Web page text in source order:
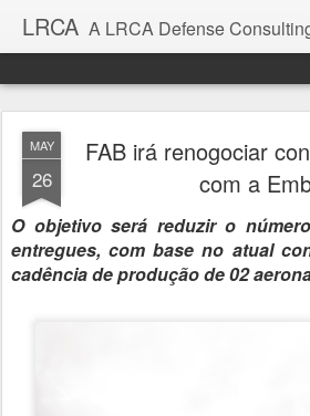
LRCA A LRCA Defense Consulting é uma entidade sem fins lucrativos que se dedica a produzir e divulgar notícias e análises sobre as
MAY
26
FAB irá renogociar
com a
O objetivo será reduzir o
entregues, com base no atual
cadência de produção de 02